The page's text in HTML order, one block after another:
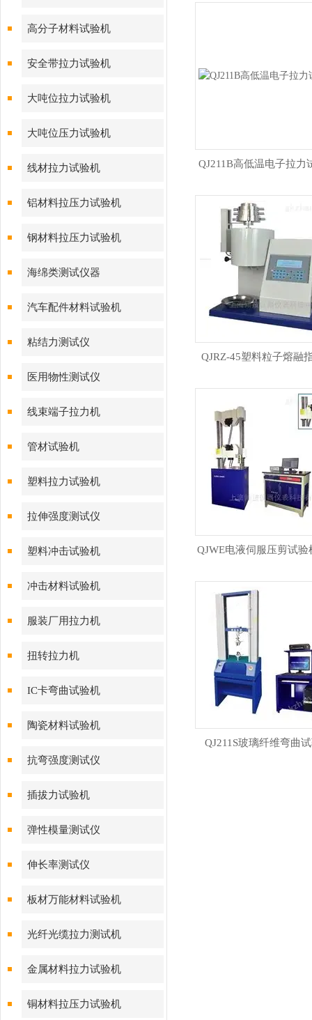
高分子材料试验机
安全带拉力试验机
大吨位拉力试验机
大吨位压力试验机
线材拉力试验机
铝材料拉压力试验机
钢材料拉压力试验机
海绵类测试仪器
汽车配件材料试验机
粘结力测试仪
医用物性测试仪
线束端子拉力机
管材试验机
塑料拉力试验机
拉伸强度测试仪
塑料冲击试验机
冲击材料试验机
服装厂用拉力机
扭转拉力机
IC卡弯曲试验机
陶瓷材料试验机
抗弯强度测试仪
插拔力试验机
弹性模量测试仪
伸长率测试仪
板材万能材料试验机
光纤光缆拉力测试机
金属材料拉力试验机
铜材料拉压力试验机
QJ211B高低温电子拉力
QJRZ-45塑料粒子熔融
QJWE电液伺服压剪试验
QJ211S玻璃纤维弯曲